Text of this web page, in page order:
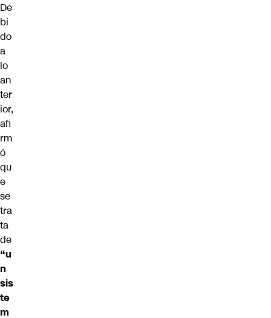
De
bi
do
a
lo
an
ter
ior,
afi
rm
ó
qu
e
se
tra
ta
de
“u
n
sis
te
m